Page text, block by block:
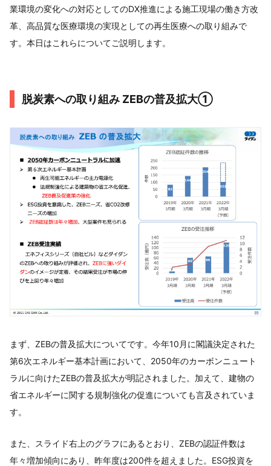
業環境の変化への対応としてのDX推進による施工現場の働き方改
革、高品質な医療環境の実現としての再生医療への取り組みで
す。本日はこれらについてご説明します。
脱炭素への取り組み ZEBの普及拡大①
まず、ZEBの普及拡大についてです。今年10月に閣議決定された
第6次エネルギー基本計画において、2050年のカーボンニュート
ラルに向けたZEBの普及拡大が明記されました。加えて、建物の
省エネルギーに関する規制強化の促進についても言及されていま
す。
また、スライド右上のグラフにあるとおり、ZEBの認証件数は
年々増加傾向にあり、昨年度は200件を超えました。ESG投資を